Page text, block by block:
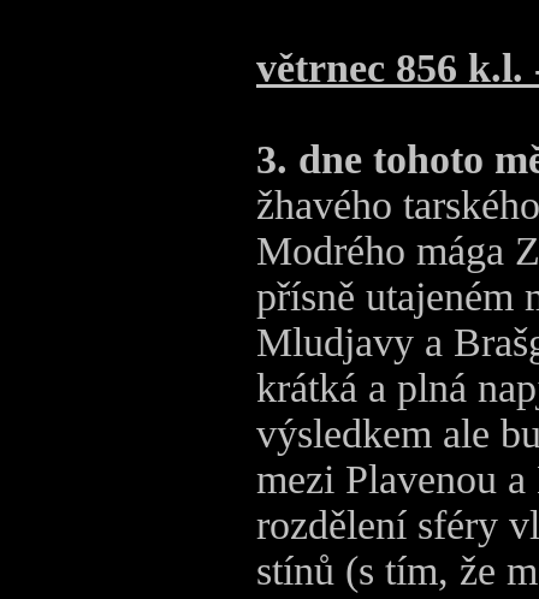
větrnec 856
3. dne tohoto
žhavého
Modrého mága
přísně utajeném
Mludjavy a
krátká a plná
výsledkem ale
mezi Plavenou
rozdělení sféry
stínů (s tím, že